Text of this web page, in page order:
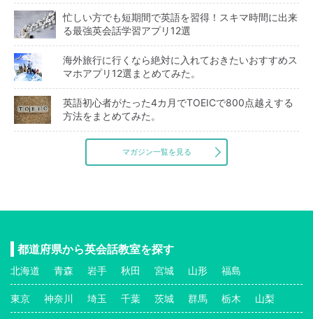
忙しい方でも短期間で英語を習得！スキマ時間に出来
る最強英会話学習アプリ12選
海外旅行に行くなら絶対に入れておきたいおすすめス
マホアプリ12選まとめてみた。
英語初心者がたった4カ月でTOEICで800点越えする
方法をまとめてみた。
マガジン一覧を見る
都道府県から英会話教室を探す
北海道 青森 岩手 秋田 宮城 山形 福島
東京 神奈川 埼玉 千葉 茨城 群馬 栃木 山梨